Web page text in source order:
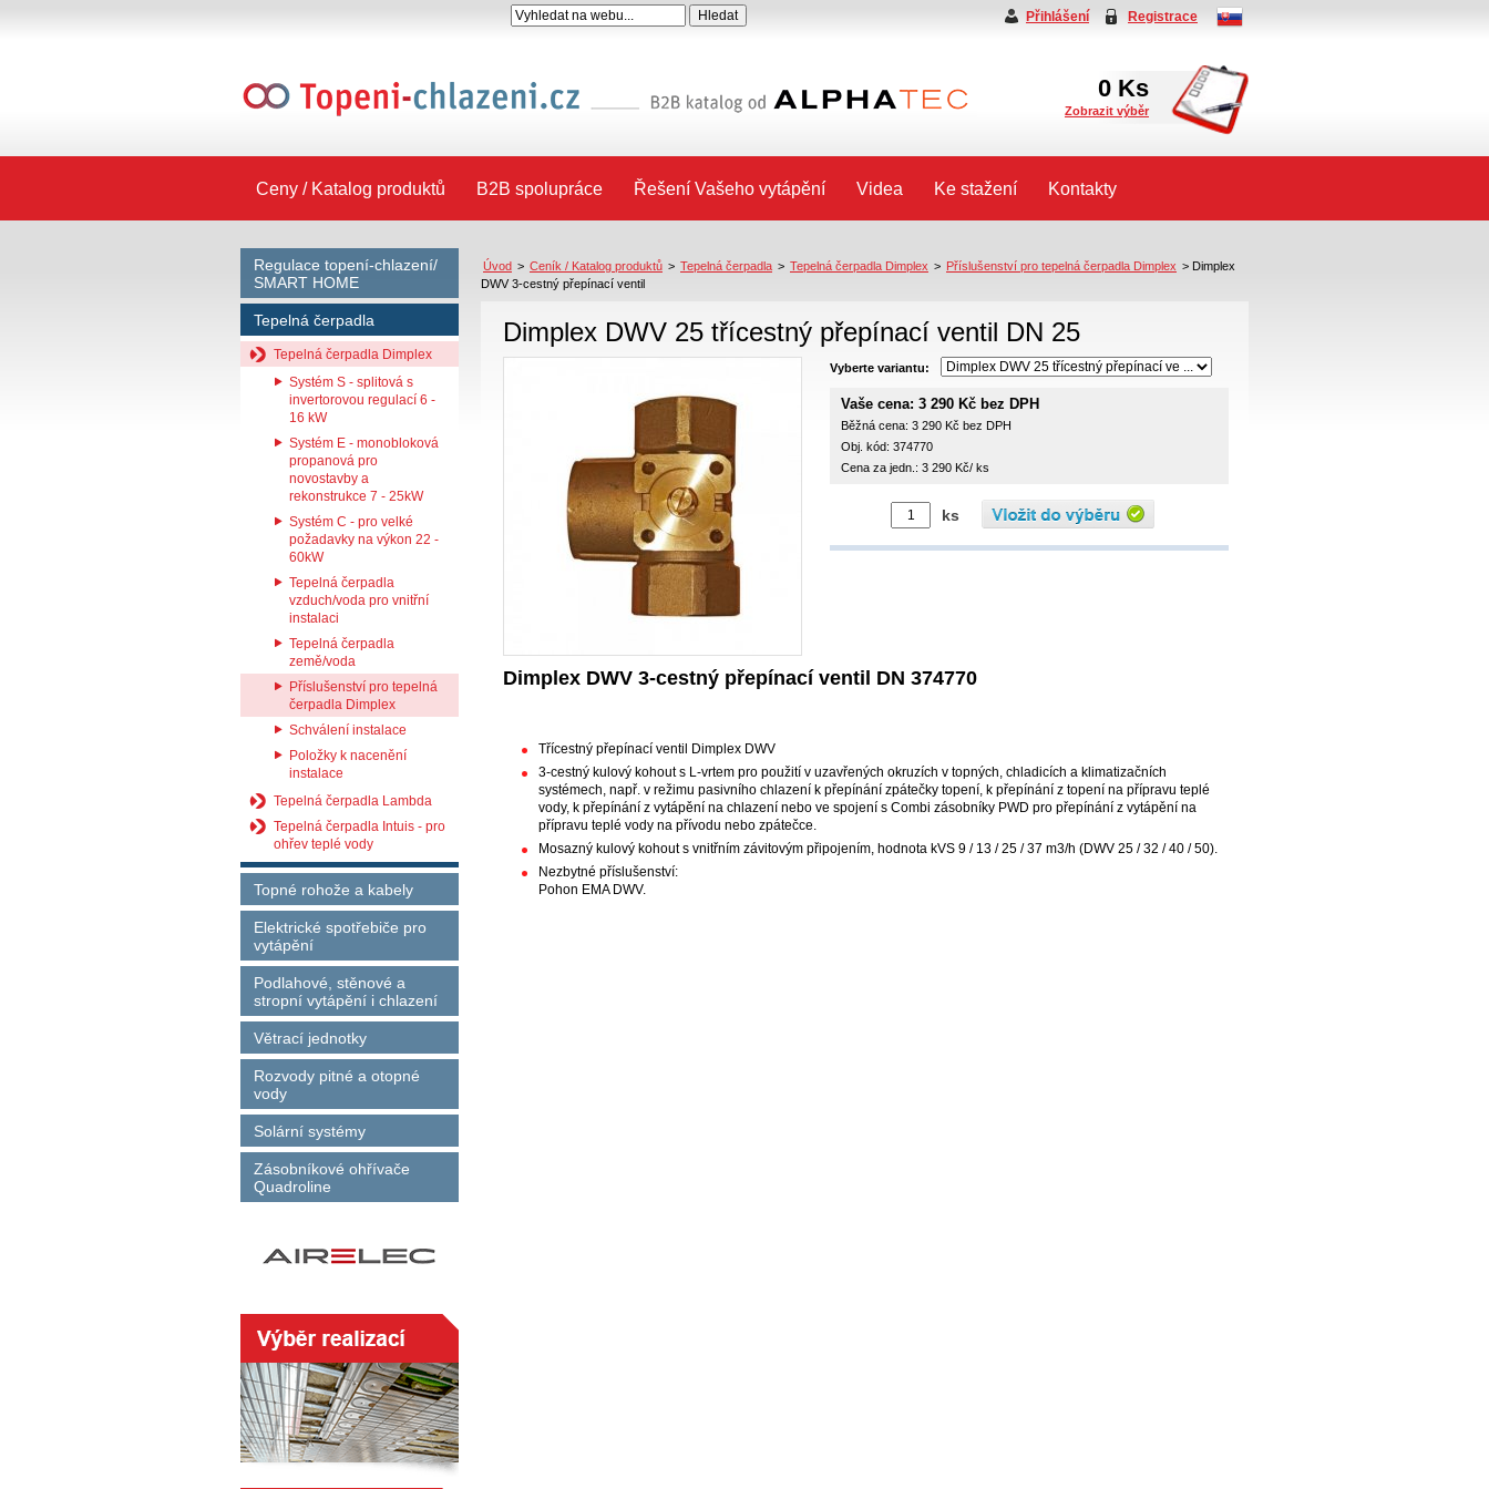
Přihlášení Registrace
0 Ks
Zobrazit výběr
Ceny / Katalog produktů B2B spolupráce Řešení Vašeho vytápění Videa Ke stažení Kontakty
Regulace topení-chlazení/
SMART HOME
Tepelná čerpadla
Tepelná čerpadla Dimplex
Systém S - splitová s
invertorovou regulací 6 -
16 kW
Systém E - monobloková
propanová pro
novostavby a
rekonstrukce 7 - 25kW
Systém C - pro velké
požadavky na výkon 22 -
60kW
Tepelná čerpadla
vzduch/voda pro vnitřní
instalaci
Tepelná čerpadla
země/voda
Příslušenství pro tepelná
čerpadla Dimplex
Schválení instalace
Položky k nacenění
instalace
Tepelná čerpadla Lambda
Tepelná čerpadla Intuis - pro
ohřev teplé vody
Topné rohože a kabely
Elektrické spotřebiče pro
vytápění
Podlahové, stěnové a
stropní vytápění i chlazení
Větrací jednotky
Rozvody pitné a otopné
vody
Solární systémy
Zásobníkové ohřívače
Quadroline
Úvod > Ceník / Katalog produktů > Tepelná čerpadla > Tepelná čerpadla Dimplex > Příslušenství pro tepelná čerpadla Dimplex > Dimplex
DWV 3-cestný přepínací ventil
Dimplex DWV 25 třícestný přepínací ventil DN 25
Vyberte variantu:
Vaše cena: 3 290 Kč bez DPH
Běžná cena: 3 290 Kč bez DPH
Obj. kód: 374770
Cena za jedn.: 3 290 Kč/ ks
ks
Dimplex DWV 3-cestný přepínací ventil DN 374770
Třícestný přepínací ventil Dimplex DWV
3-cestný kulový kohout s L-vrtem pro použití v uzavřených okruzích v topných, chladicích a klimatizačních
systémech, např. v režimu pasivního chlazení k přepínání zpátečky topení, k přepínání z topení na přípravu teplé
vody, k přepínání z vytápění na chlazení nebo ve spojení s Combi zásobníky PWD pro přepínání z vytápění na
přípravu teplé vody na přívodu nebo zpátečce.
Mosazný kulový kohout s vnitřním závitovým připojením, hodnota kVS 9 / 13 / 25 / 37 m3/h (DWV 25 / 32 / 40 / 50).
Nezbytné příslušenství:
Pohon EMA DWV.